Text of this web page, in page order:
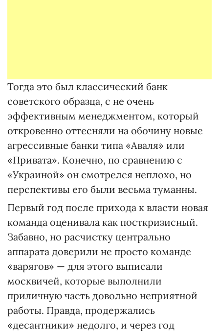
Тогда это был классический банк
советского образца, с не очень
эффективным менеджментом, который
откровенно оттесняли на обочину новые
агрессивные банки типа «Аваля» или
«Привата». Конечно, по сравнению с
«Украиной» он смотрелся неплохо, но
перспективы его были весьма туманны.
Первый год после прихода к власти новая
команда оценивала как посткризисный.
Забавно, но расчистку центрально
аппарата доверили не просто команде
«варягов» — для этого выписали
москвичей, которые выполнили
приличную часть довольно неприятной
работы. Правда, продержались
«десантники» недолго, и через год